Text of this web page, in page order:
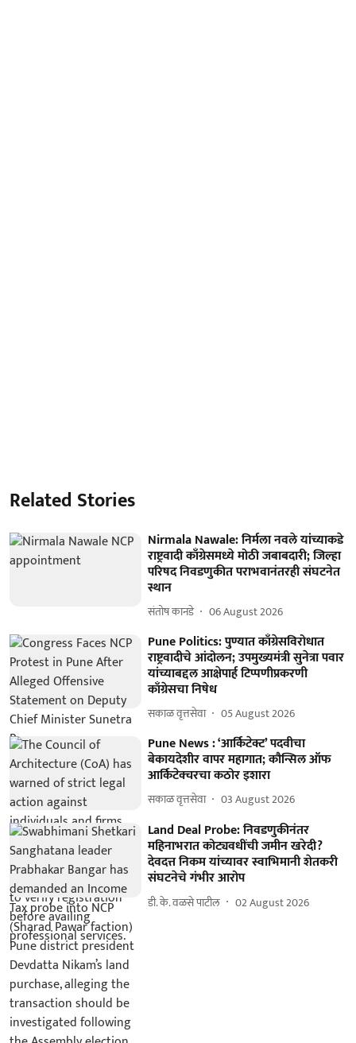
Related Stories
Nirmala Nawale: निर्मला नवले यांच्याकडे
राष्ट्रवादी काँग्रेसमध्ये मोठी जबाबदारी; जिल्हा
परिषद निवडणुकीत पराभवानंतरही संघटनेत
स्थान
संतोष कानडे 06 August 2026
Pune Politics: पुण्यात काँग्रेसविरोधात
राष्ट्रवादीचे आंदोलन; उपमुख्यमंत्री सुनेत्रा पवार
यांच्याबद्दल आक्षेपार्ह टिप्पणीप्रकरणी
काँग्रेसचा निषेध
सकाळ वृत्तसेवा 05 August 2026
Pune News : ‘आर्किटेक्ट’ पदवीचा
बेकायदेशीर वापर महागात; कौन्सिल ऑफ
आर्किटेक्चरचा कठोर इशारा
सकाळ वृत्तसेवा 03 August 2026
Land Deal Probe: निवडणुकीनंतर
महिनाभरात कोट्यवधींची जमीन खरेदी?
देवदत्त निकम यांच्यावर स्वाभिमानी शेतकरी
संघटनेचे गंभीर आरोप
डी. के. वळसे पाटील 02 August 2026